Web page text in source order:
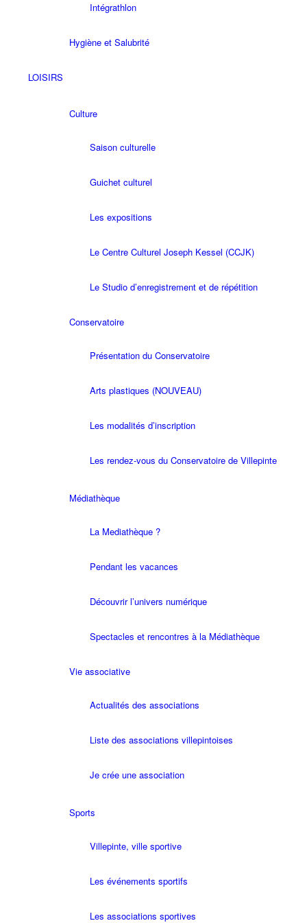
Intégrathlon
Hygiène et Salubrité
LOISIRS
Culture
Saison culturelle
Guichet culturel
Les expositions
Le Centre Culturel Joseph Kessel (CCJK)
Le Studio d’enregistrement et de répétition
Conservatoire
Présentation du Conservatoire
Arts plastiques (NOUVEAU)
Les modalités d’inscription
Les rendez-vous du Conservatoire de Villepinte
Médiathèque
La Mediathèque ?
Pendant les vacances
Découvrir l’univers numérique
Spectacles et rencontres à la Médiathèque
Vie associative
Actualités des associations
Liste des associations villepintoises
Je crée une association
Sports
Villepinte, ville sportive
Les événements sportifs
Les associations sportives